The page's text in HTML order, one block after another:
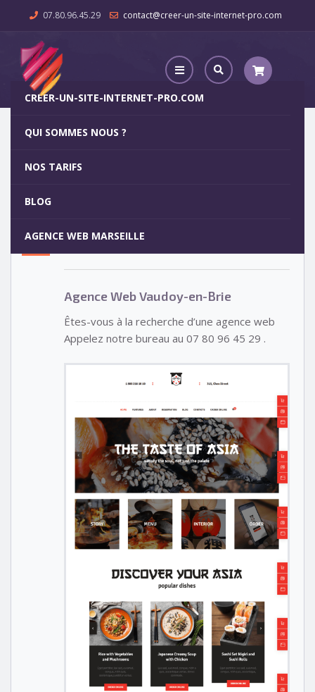
07.80.96.45.29 contact@creer-un-site-internet-pro.com
CREER-UN-SITE-INTERNET-PRO.COM
QUI SOMMES NOUS ?
NOS TARIFS
BLOG
AGENCE WEB MARSEILLE
Agence Web Vaudoy-en-Brie
5
Votre site internet pour 29€
Agence Web Vaudoy-en-Brie
Êtes-vous à la recherche d’une agence web
Appelez notre bureau au 07 80 96 45 29 .